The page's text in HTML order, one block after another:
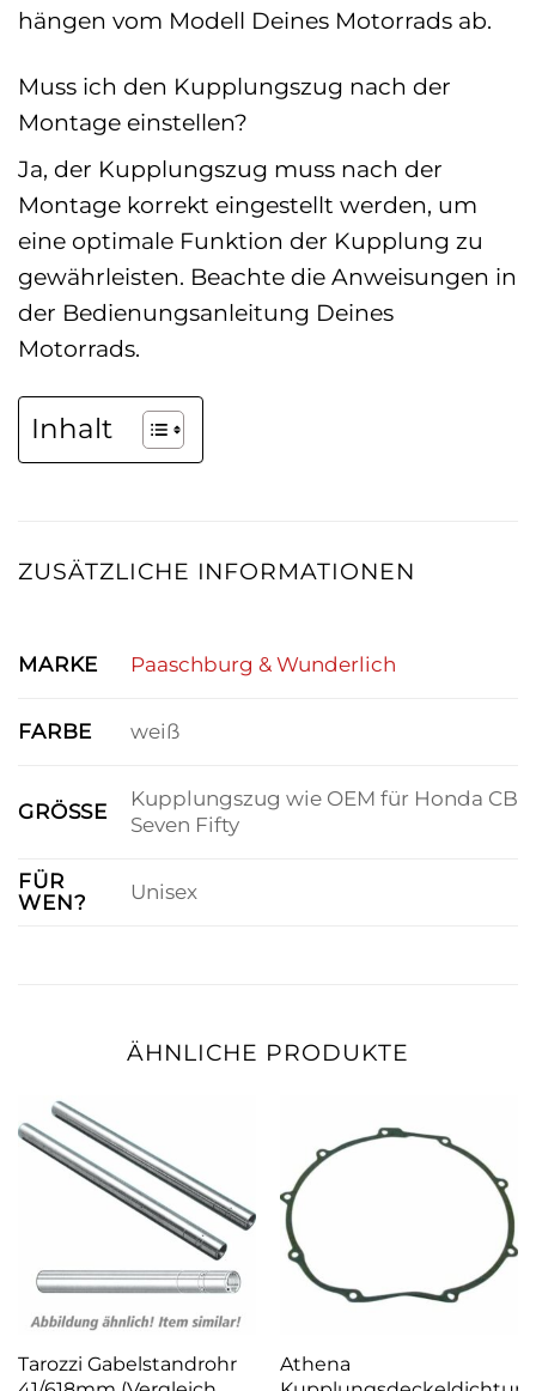
hängen vom Modell Deines Motorrads ab.
Muss ich den Kupplungszug nach der
Montage einstellen?
Ja, der Kupplungszug muss nach der
Montage korrekt eingestellt werden, um
eine optimale Funktion der Kupplung zu
gewährleisten. Beachte die Anweisungen in
der Bedienungsanleitung Deines
Motorrads.
Inhalt
ZUSÄTZLICHE INFORMATIONEN
MARKE Paaschburg & Wunderlich
FARBE weiß
GRÖSSE
Kupplungszug wie OEM für Honda CB
Seven Fifty
FÜR
WEN?
Unisex
ÄHNLICHE PRODUKTE
Tarozzi Gabelstandrohr
Athena